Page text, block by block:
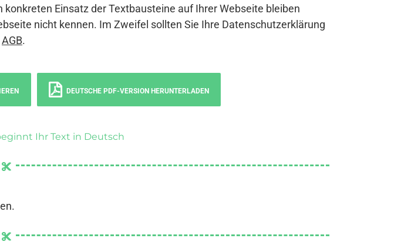
Einsatz der Textbausteine auf Ihrer Webseite bleiben
nicht kennen. Im Zweifel sollten Sie Ihre Datenschutzerklärung
AGB.
DEUTSCHE PDF-VERSION HERUNTERLADEN
Ihr Text in Deutsch